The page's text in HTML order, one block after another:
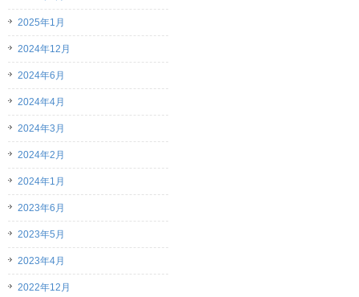
2025年1月
2024年12月
2024年6月
2024年4月
2024年3月
2024年2月
2024年1月
2023年6月
2023年5月
2023年4月
2022年12月